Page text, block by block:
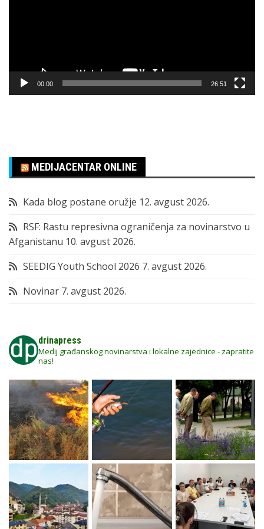
00:00 26:51
MEDIJACENTAR ONLINE
Kada blog postane oružje 12. avgust 2026.
RSF: Rastu represivna ograničenja za novinarstvo u
Afganistanu 10. avgust 2026.
SEEDIG Youth School 2026 7. avgust 2026.
Novinar 7. avgust 2026.
drinapress
Medij građanskog novinarstva i lokalne zajednice - zapratite
nas!